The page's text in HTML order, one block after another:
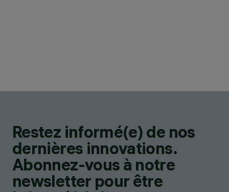
Restez informé(e) de nos
dernières innovations.
Abonnez-vous à notre
newsletter pour être